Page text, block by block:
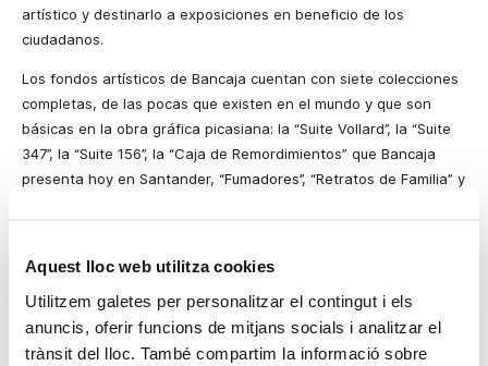
Aquest lloc web utilitza cookies
Utilitzem galetes per personalitzar el contingut i els
anuncis, oferir funcions de mitjans socials i analitzar el
trànsit del lloc. També compartim la informació sobre
artístico y destinarlo a exposiciones en beneficio de los
ciudadanos.
Los fondos artísticos de Bancaja cuentan con siete colecciones
completas, de las pocas que existen en el mundo y que son
básicas en la obra gráfica picasiana: la “Suite Vollard”, la “Suite
347”, la “Suite 156”, la “Caja de Remordimientos” que Bancaja
presenta hoy en Santander, “Fumadores”, “Retratos de Familia” y
La obra gráfica de Picasso abarca más de dos mil estampas. De
las series que realizó se conservan muy pocas completas, ya